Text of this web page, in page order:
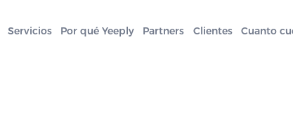
Servicios Por qué Yeeply Partners Clientes Cuanto